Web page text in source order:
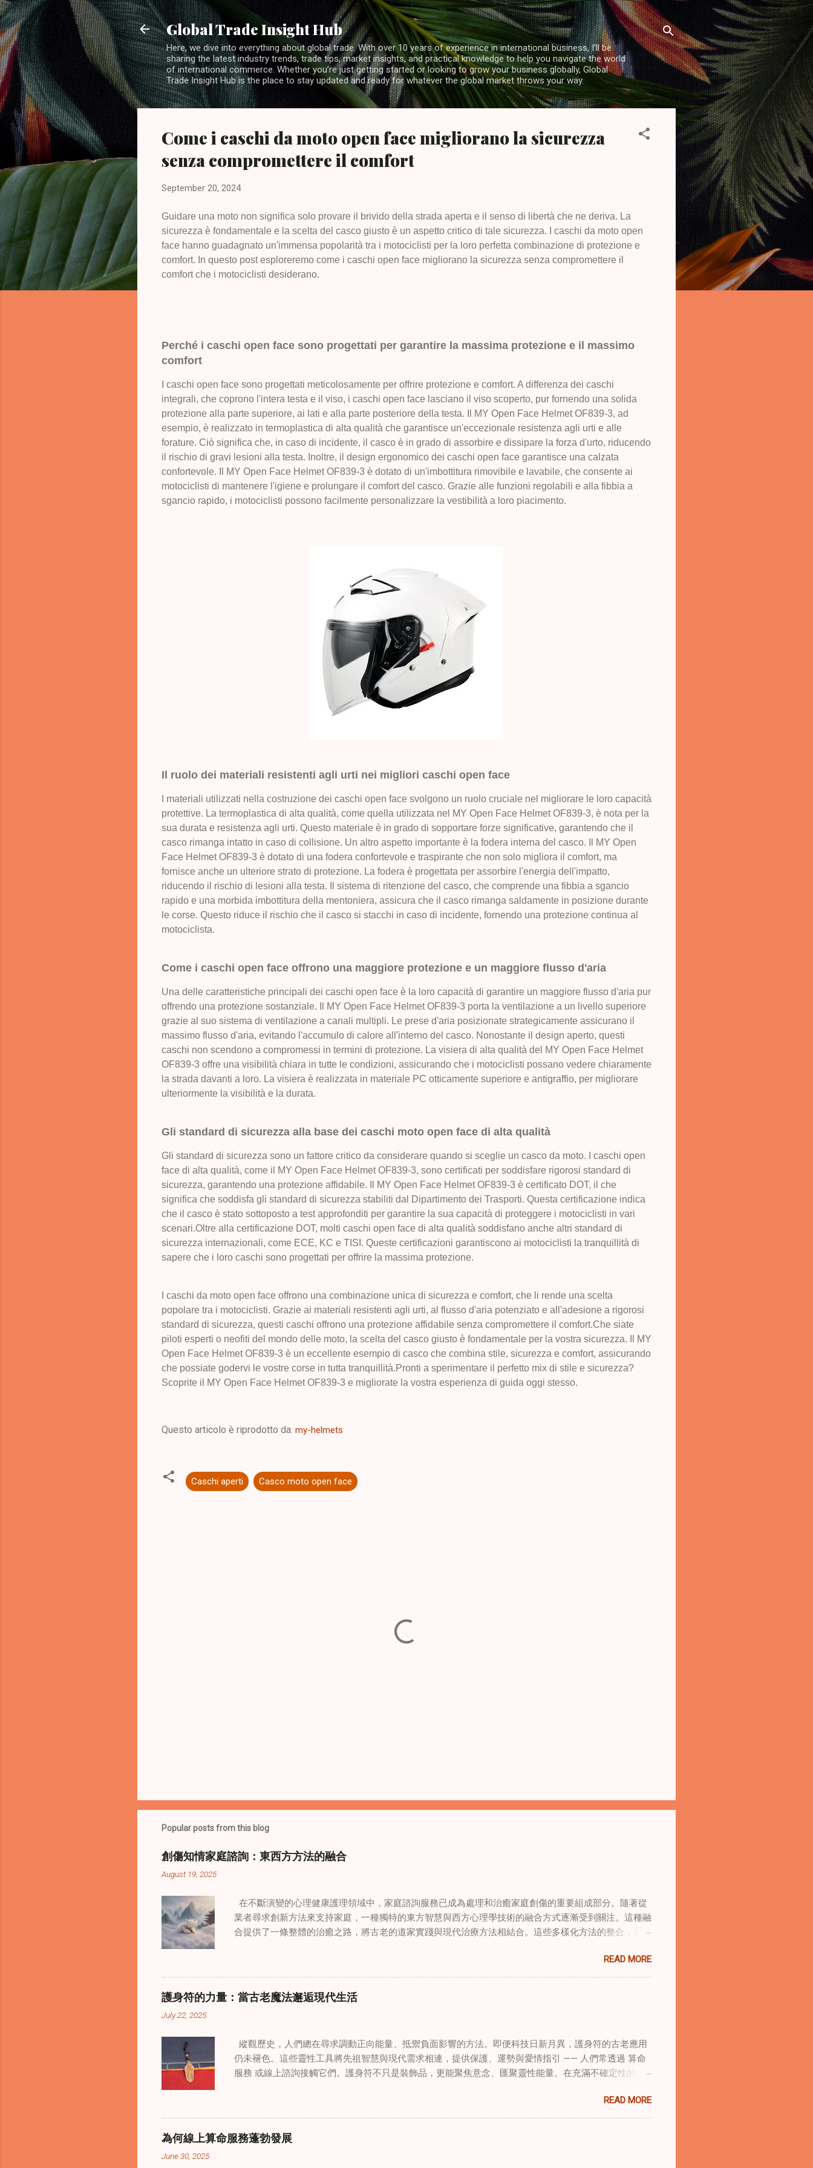
Skip to main content
Global Trade Insight Hub
Here, we dive into everything about global trade. With over 10 years of experience in international business, I’ll be
sharing the latest industry trends, trade tips, market insights, and practical knowledge to help you navigate the world
of international commerce. Whether you’re just getting started or looking to grow your business globally, Global
Trade Insight Hub is the place to stay updated and ready for whatever the global market throws your way.
Come i caschi da moto open face migliorano la sicurezza
senza compromettere il comfort
September 20, 2024
Guidare una moto non significa solo provare il brivido della strada aperta e il senso di libertà che ne deriva. La
sicurezza è fondamentale e la scelta del casco giusto è un aspetto critico di tale sicurezza. I caschi da moto open
face hanno guadagnato un'immensa popolarità tra i motociclisti per la loro perfetta combinazione di protezione e
comfort. In questo post esploreremo come i caschi open face migliorano la sicurezza senza compromettere il
comfort che i motociclisti desiderano.
Perché i caschi open face sono progettati per garantire la massima protezione e il massimo
comfort
I caschi open face sono progettati meticolosamente per offrire protezione e comfort. A differenza dei caschi
integrali, che coprono l'intera testa e il viso, i caschi open face lasciano il viso scoperto, pur fornendo una solida
protezione alla parte superiore, ai lati e alla parte posteriore della testa. Il MY Open Face Helmet OF839-3, ad
esempio, è realizzato in termoplastica di alta qualità che garantisce un'eccezionale resistenza agli urti e alle
forature. Ciò significa che, in caso di incidente, il casco è in grado di assorbire e dissipare la forza d'urto, riducendo
il rischio di gravi lesioni alla testa. Inoltre, il design ergonomico dei caschi open face garantisce una calzata
confortevole. Il MY Open Face Helmet OF839-3 è dotato di un'imbottitura rimovibile e lavabile, che consente ai
motociclisti di mantenere l'igiene e prolungare il comfort del casco. Grazie alle funzioni regolabili e alla fibbia a
sgancio rapido, i motociclisti possono facilmente personalizzare la vestibilità a loro piacimento.
Il ruolo dei materiali resistenti agli urti nei migliori caschi open face
I materiali utilizzati nella costruzione dei caschi open face svolgono un ruolo cruciale nel migliorare le loro capacità
protettive. La termoplastica di alta qualità, come quella utilizzata nel MY Open Face Helmet OF839-3, è nota per la
sua durata e resistenza agli urti. Questo materiale è in grado di sopportare forze significative, garantendo che il
casco rimanga intatto in caso di collisione. Un altro aspetto importante è la fodera interna del casco. Il MY Open
Face Helmet OF839-3 è dotato di una fodera confortevole e traspirante che non solo migliora il comfort, ma
fornisce anche un ulteriore strato di protezione. La fodera è progettata per assorbire l'energia dell'impatto,
riducendo il rischio di lesioni alla testa. Il sistema di ritenzione del casco, che comprende una fibbia a sgancio
rapido e una morbida imbottitura della mentoniera, assicura che il casco rimanga saldamente in posizione durante
le corse. Questo riduce il rischio che il casco si stacchi in caso di incidente, fornendo una protezione continua al
motociclista.
Come i caschi open face offrono una maggiore protezione e un maggiore flusso d'aria
Una delle caratteristiche principali dei caschi open face è la loro capacità di garantire un maggiore flusso d'aria pur
offrendo una protezione sostanziale. Il MY Open Face Helmet OF839-3 porta la ventilazione a un livello superiore
grazie al suo sistema di ventilazione a canali multipli. Le prese d'aria posizionate strategicamente assicurano il
massimo flusso d'aria, evitando l'accumulo di calore all'interno del casco. Nonostante il design aperto, questi
caschi non scendono a compromessi in termini di protezione. La visiera di alta qualità del MY Open Face Helmet
OF839-3 offre una visibilità chiara in tutte le condizioni, assicurando che i motociclisti possano vedere chiaramente
la strada davanti a loro. La visiera è realizzata in materiale PC otticamente superiore e antigraffio, per migliorare
ulteriormente la visibilità e la durata.
Gli standard di sicurezza alla base dei caschi moto open face di alta qualità
Gli standard di sicurezza sono un fattore critico da considerare quando si sceglie un casco da moto. I caschi open
face di alta qualità, come il MY Open Face Helmet OF839-3, sono certificati per soddisfare rigorosi standard di
sicurezza, garantendo una protezione affidabile. Il MY Open Face Helmet OF839-3 è certificato DOT, il che
significa che soddisfa gli standard di sicurezza stabiliti dal Dipartimento dei Trasporti. Questa certificazione indica
che il casco è stato sottoposto a test approfonditi per garantire la sua capacità di proteggere i motociclisti in vari
scenari.Oltre alla certificazione DOT, molti caschi open face di alta qualità soddisfano anche altri standard di
sicurezza internazionali, come ECE, KC e TISI. Queste certificazioni garantiscono ai motociclisti la tranquillità di
sapere che i loro caschi sono progettati per offrire la massima protezione.
I caschi da moto open face offrono una combinazione unica di sicurezza e comfort, che li rende una scelta
popolare tra i motociclisti. Grazie ai materiali resistenti agli urti, al flusso d'aria potenziato e all'adesione a rigorosi
standard di sicurezza, questi caschi offrono una protezione affidabile senza compromettere il comfort.Che siate
piloti esperti o neofiti del mondo delle moto, la scelta del casco giusto è fondamentale per la vostra sicurezza. Il MY
Open Face Helmet OF839-3 è un eccellente esempio di casco che combina stile, sicurezza e comfort, assicurando
che possiate godervi le vostre corse in tutta tranquillità.Pronti a sperimentare il perfetto mix di stile e sicurezza?
Scoprite il MY Open Face Helmet OF839-3 e migliorate la vostra esperienza di guida oggi stesso.
Questo articolo è riprodotto da: my-helmets
Caschi aperti Casco moto open face
Popular posts from this blog
創傷知情家庭諮詢：東西方方法的融合
August 19, 2025
在不斷演變的心理健康護理領域中，家庭諮詢服務已成為處理和治癒家庭創傷的重要組成部分。隨著從
業者尋求創新方法來支持家庭，一種獨特的東方智慧與西方心理學技術的融合方式逐漸受到關注。這種融
合提供了一條整體的治癒之路，將古老的道家實踐與現代治療方法相結合。這些多樣化方法的整合，徹底
境中調適奇門遁甲咒語用於創傷康復 在 家庭諮詢服務 領域，奇門遁甲咒語的調適代表著中國傳統玄學與
當代治療的一個有趣交集。這些源於道家智慧的古老實踐，正被謹慎地融入線上家庭諮詢環節，以解決深
層次的創傷。接受過東西方方法培訓的治療師，正在探索如何將奇門遁甲咒語象征性地用於體現家庭單位
內部的治癒與轉變過程。這種家庭諮詢服務中的創新方法，旨在營造一種儀式感和意向感，有可能增強傳
這些空間方面發揮重要作用。這些儀式，例如使用祝福手鏈或舉行促進和諧的儀式，有助於在治療環境中
營造一種安全感和敬畏感。採用這些東方實踐的家庭諮詢服務發現，它們能幫助家庭成員更為踏實，並且
更願意投入到治癒過程中，尤其是在處理根深蒂固的創傷時。 整合西方心理學與東方智慧治癒家庭創傷
療師能夠從多個角度處理創傷，將基於證據的西方治療方法與道家智慧的整體視角相結合。在線上家庭諮
詢環節中，從業者可能會使用認知行為技術，同時結合中國數術的概念，以提供對家庭動力的多層面理
解。這種家庭諮詢服務中的混合方法，為家庭提供了豐富的工具，幫助他們應對複雜的情感狀況，並培養
READ MORE
護身符的力量：當古老魔法邂逅現代生活
July 22, 2025
縱觀歷史，人們總在尋求調動正向能量、抵禦負面影響的方法。即便科技日新月異，護身符的古老應用
仍未褪色。這些靈性工具將先祖智慧與現代需求相連，提供保護、運勢與愛情指引 —— 人們常透過 算命
服務 或線上諮詢接觸它們。護身符不只是裝飾品，更能聚焦意念、匯聚靈性能量。在充滿不確定性的世
是經過能量充能的物件，旨在為生活吸引特定能量或結果。不同於以防護為主的「護符」，護身符會主動
顯化正向改變，透過集中的靈性力量帶來好運。這些物件經過數千年傳承的古老儀式加持活化後，方能具
備強大能量。護身符的效力源自兩方面：既能聚焦個人意念，又能連結宇宙能量源。當人們諮詢 線上算
命師 或尋求算命服務時，從業者常會依據個人獨特的靈性需求與生活處境，推薦合適的護身符。傳統道
READ MORE
為何線上算命服務蓬勃發展
June 30, 2025